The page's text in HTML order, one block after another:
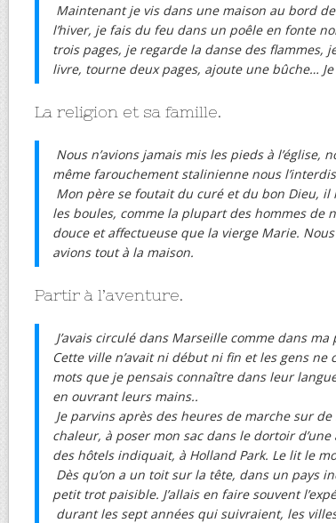
Maintenant je vis dans une maison au bord
l’hiver, je fais du feu dans un poêle en fonte
trois pages, je regarde la danse des flammes,
livre, tourne deux pages, ajoute une bûche…
La religion et sa famille.
Nous n’avions jamais mis les pieds à
même farouchement stalinienne nous
Mon père se foutait du curé et du bon Dieu, il
les boules, comme la plupart des hommes de
douce et affectueuse que la vierge Marie.
avions tout à la maison.
Partir à l’aventure.
J’avais circulé dans Marseille comme dans
Cette ville n’avait ni début ni fin et les gens
mots que je pensais connaître dans leur
en ouvrant leurs mains..
Je parvins après des heures de marche sur
chaleur, à poser mon sac dans le dortoir
des hôtels indiquait, à Holland Park. Le lit le
Dès qu’on a un toit sur la tête, dans un pays
petit trot paisible. J’allais en faire souvent
durant les sept années qui suivraient, les